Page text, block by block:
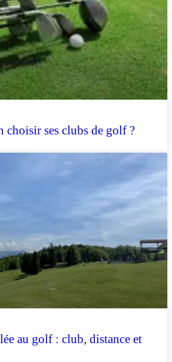
choisir ses clubs de golf ?
au golf : club, distance et